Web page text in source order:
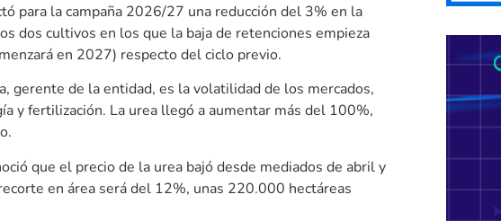
para la campaña 2026/27 una reducción del 3% en la
dos cultivos en los que la baja de retenciones empieza
en 2027) respecto del ciclo previo.
gerente de la entidad, es la volatilidad de los mercados,
y fertilización. La urea llegó a aumentar más del 100%,
que el precio de la urea bajó desde mediados de abril y
en área será del 12%, unas 220.000 hectáreas